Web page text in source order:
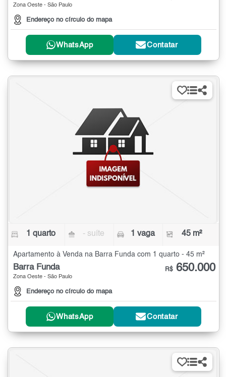
Zona Oeste - São Paulo
Endereço no círculo do mapa
WhatsApp Contatar
1 quarto - suíte 1 vaga 45 m²
Apartamento à Venda na Barra Funda com 1 quarto - 45 m²
Barra Funda
Zona Oeste - São Paulo
Endereço no círculo do mapa
R$ 650.000
WhatsApp Contatar